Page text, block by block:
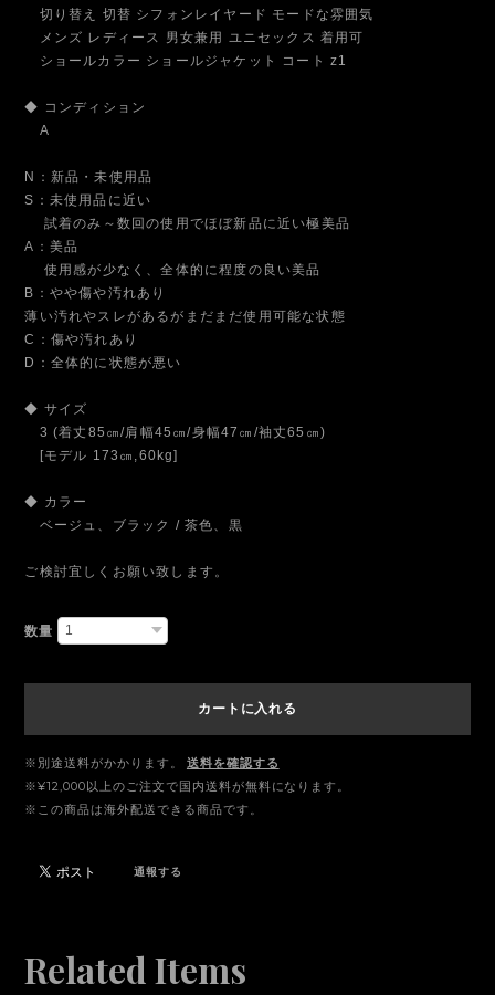
切り替え 切替 シフォンレイヤード モードな雰囲気
メンズ レディース 男女兼用 ユニセックス 着用可
ショールカラー ショールジャケット コート z1
◆ コンディション
A
N：新品・未使用品
S：未使用品に近い
試着のみ～数回の使用でほぼ新品に近い極美品
A：美品
使用感が少なく、全体的に程度の良い美品
B：やや傷や汚れあり
薄い汚れやスレがあるがまだまだ使用可能な状態
C：傷や汚れあり
D：全体的に状態が悪い
◆ サイズ
3 (着丈85㎝/肩幅45㎝/身幅47㎝/袖丈65㎝)
[モデル 173㎝,60kg]
◆ カラー
ベージュ、ブラック / 茶色、黒
ご検討宜しくお願い致します。
数量
カートに入れる
※別途送料がかかります。
送料を確認する
※¥12,000以上のご注文で国内送料が無料になります。
※この商品は海外配送できる商品です。
通報する
Related Items